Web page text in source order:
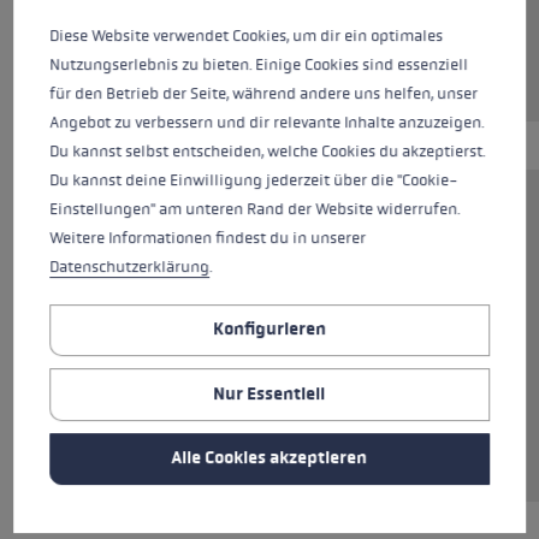
Das Pad Walking Multi System ist eine
praktische Ergänzung für deine Stöcke. Das Set
enthält zwei Gummipuffer "Silent Spike Pad",
für Halt auf leichtem Schotter und befestigten
Waldböden sowie zwei Adaptervarianten für
unterschiedliche Stockspitzen. Die
Gummipuffer sind damit für die Flex Tip und
die Speed Tip geeignet und zudem mit diversen
Fremdfabrikaten kompatibel.
Diese Website verwendet Cookies, um dir ein optimales
Nutzungserlebnis zu bieten. Einige Cookies sind essenziell
für den Betrieb der Seite, während andere uns helfen, unser
Angebot zu verbessern und dir relevante Inhalte anzuzeigen.
Du kannst selbst entscheiden, welche Cookies du akzeptierst.
Du kannst deine Einwilligung jederzeit über die "Cookie-
Einstellungen" am unteren Rand der Website widerrufen.
Weitere Informationen findest du in unserer
Datenschutzerklärung.
Konfigurieren
Nur Essentiell
Alle Cookies akzeptieren